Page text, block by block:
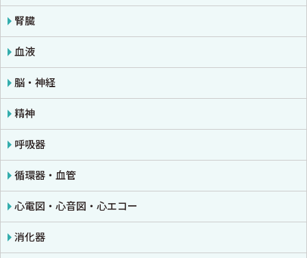
癌・腫瘍一般・緩和医療
栄養・食事療法・輸液・輸血
薬物療法
東洋医学・漢方医学
腎臓
血液
脳・神経
精神
呼吸器
循環器・血管
心電図・心音図・心エコー
消化器